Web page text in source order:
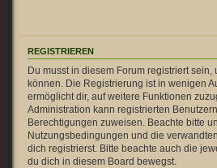
REGISTRIEREN
Du musst in diesem Forum registriert sein,
können. Die Registrierung ist in wenigen
ermöglicht dir, auf weitere Funktionen
Administration kann registrierten
Berechtigungen zuweisen. Beachte bitte
Nutzungsbedingungen und die
dich registrierst. Bitte beachte auch die
du dich in diesem Board bewegst.